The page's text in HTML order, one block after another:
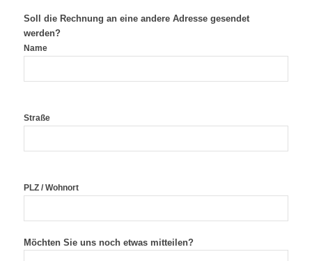
Soll die Rechnung an eine andere Adresse gesendet
werden?
Name
Straße
PLZ / Wohnort
Möchten Sie uns noch etwas mitteilen?